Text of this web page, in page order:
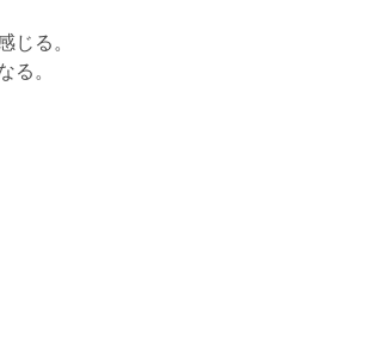
じる。
る。